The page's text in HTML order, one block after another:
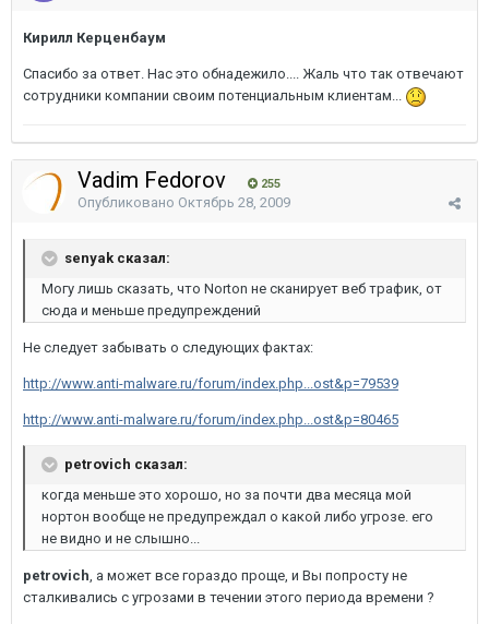
Кирилл Керценбаум
Спасибо за ответ. Нас это обнадежило.... Жаль что так отвечают
сотрудники компании своим потенциальным клиентам...
Vadim Fedorov 255
Опубликовано Октябрь 28, 2009
senyak сказал:
Могу лишь сказать, что Norton не сканирует веб трафик, от
сюда и меньше предупреждений
Не следует забывать о следующих фактах:
http://www.anti-malware.ru/forum/index.php...ost&p=79539
http://www.anti-malware.ru/forum/index.php...ost&p=80465
petrovich сказал:
когда меньше это хорошо, но за почти два месяца мой
нортон вообще не предупреждал о какой либо угрозе. его
не видно и не слышно...
petrovich, а может все гораздо проще, и Вы попросту не
сталкивались с угрозами в течении этого периода времени ?